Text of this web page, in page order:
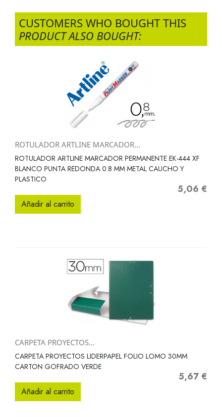
CUSTOMERS WHO BOUGHT THIS
PRODUCT ALSO BOUGHT:
ROTULADOR ARTLINE MARCADOR...
ROTULADOR ARTLINE MARCADOR PERMANENTE EK-444 XF
BLANCO PUNTA REDONDA 0.8 MM METAL CAUCHO Y
PLASTICO
Precio
5,06 €
Añadir al carrito
CARPETA PROYECTOS...
CARPETA PROYECTOS LIDERPAPEL FOLIO LOMO 30MM
CARTON GOFRADO VERDE
Precio
5,67 €
Añadir al carrito